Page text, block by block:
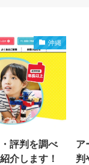
沖縄
評判を調べ
介します！
ア
判